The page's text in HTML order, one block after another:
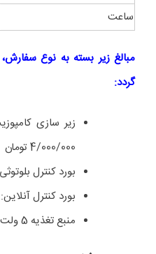
ساعت
مبالغ زیر بسته به نوع
گردد:
زیر سازی
4/000/000 تومان
بورد کنترل بلوتوثی: 6/000/000
بورد کنترل آنلاین: 11/000/000 تومان
منبع تغذیه 5 ولت: 2/000/000 تومان